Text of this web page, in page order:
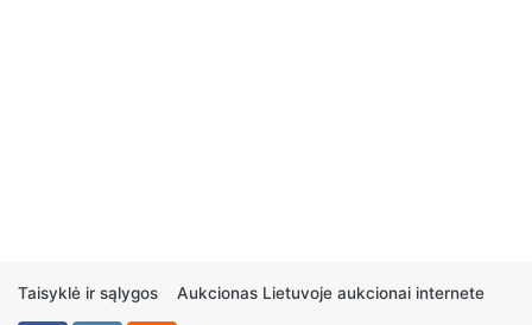
Taisyklė ir sąlygos Aukcionas Lietuvoje aukcionai internete